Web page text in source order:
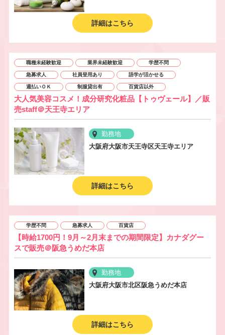
詳細はこちら
職種未経験歓迎 業界未経験歓迎 学歴不問
急募求人 社員登用あり 語学が活かせる
週払いＯＫ 制服貸出有 百貨店以外
大人気美容コスメ！成分研究化粧品【トゥヴェール】／販
売staff＠天王寺エリア
勤務地
大阪府大阪市天王寺区天王寺エリア
詳細はこちら
学歴不問 急募求人 百貨店
【時給1700円！9月～2月末までの期間限定】カナダグー
スで販売＠阪急うめだ本店
勤務地
大阪府大阪市北区阪急うめだ本店
詳細はこちら